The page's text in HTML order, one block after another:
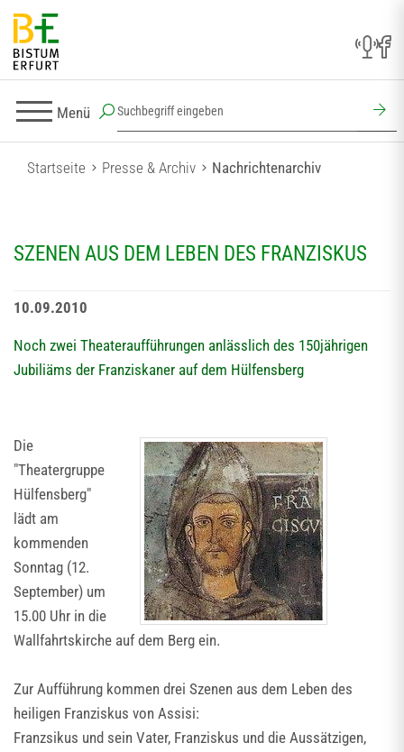
Menü
Startseite Presse & Archiv Nachrichtenarchiv
SZENEN AUS DEM LEBEN DES FRANZISKUS
10.09.2010
Noch zwei Theateraufführungen anlässlich des 150jährigen
Jubiliäms der Franziskaner auf dem Hülfensberg
Die
"Theatergruppe
Hülfensberg"
lädt am
kommenden
Sonntag (12.
September) um
15.00 Uhr in die
Wallfahrtskirche auf dem Berg ein.
Zur Aufführung kommen drei Szenen aus dem Leben des
heiligen Franziskus von Assisi:
Franzsikus und sein Vater, Franziskus und die Aussätzigen,